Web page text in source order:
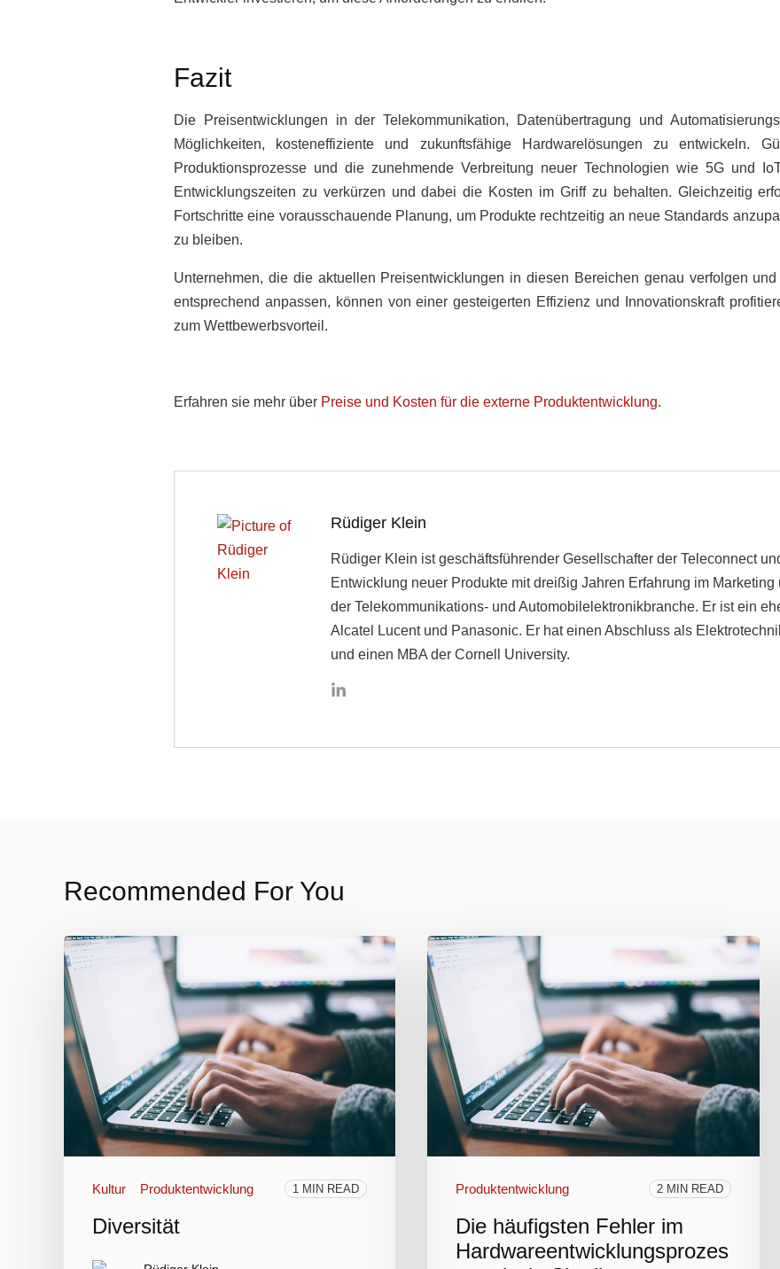
Fazit
Die Preisentwicklungen in der Telekommunikation, Datenübertragung und
Möglichkeiten, kosteneffiziente und zukunftsfähige Hardwarelösungen zu entwickeln.
Produktionsprozesse und die zunehmende Verbreitung neuer Technologien wie 5G und
Entwicklungszeiten zu verkürzen und dabei die Kosten im Griff zu behalten. Gleichzeitig
Fortschritte eine vorausschauende Planung, um Produkte rechtzeitig an neue Standards
zu bleiben.
Unternehmen, die die aktuellen Preisentwicklungen in diesen Bereichen genau verfolgen
entsprechend anpassen, können von einer gesteigerten Effizienz und Innovationskraft
zum Wettbewerbsvorteil.
Erfahren sie mehr über Preise und Kosten für die externe Produktentwicklung.
Rüdiger Klein
Rüdiger Klein ist geschäftsführender Gesellschafter der Teleconnect
Entwicklung neuer Produkte mit dreißig Jahren Erfahrung im
der Telekommunikations- und Automobilelektronikbranche. Er ist ein
Alcatel Lucent und Panasonic. Er hat einen Abschluss als
und einen MBA der Cornell University.
Recommended For You
Kultur Produktentwicklung 1 MIN READ
Diversität
Produktentwicklung 2 MIN READ
Die häufigsten Fehler im
Hardwareentwicklungsprozes